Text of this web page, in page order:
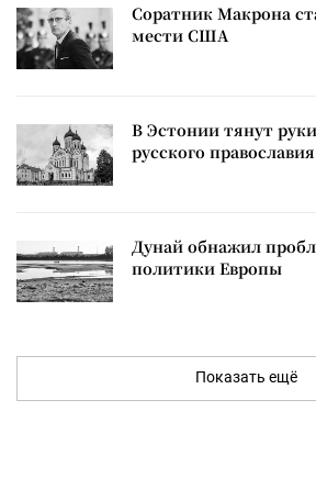
Соратник Макрона
мести США
В Эстонии тянут
русского православия
Дунай обнажил
политики Европы
Показать ещё